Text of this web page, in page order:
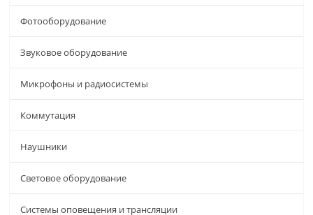
Фотооборудование
Звуковое оборудование
Микрофоны и радиосистемы
Коммутация
Наушники
Световое оборудование
Системы оповещения и трансляции